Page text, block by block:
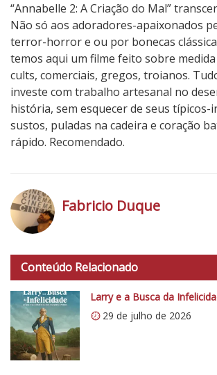
“Annabelle 2: A Criação do Mal”
Não só aos adoradores-apaixonados
terror-horror e ou por bonecas
temos aqui um filme feito sobre
cults, comerciais, gregos, troianos.
investe com trabalho artesanal no
história, sem esquecer de seus típicos-
sustos, puladas na cadeira e coração
rápido. Recomendado.
o
t
C
í
t
i
t
p
s
:
/
/
Fabricio Duque
Conteúdo Relacionado
Larry e a Busca da
29 de julho de 2026